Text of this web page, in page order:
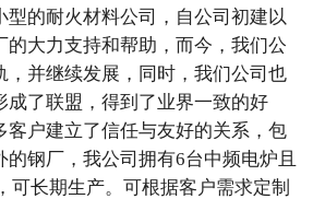
型的耐火材料公司，自公司初建以
的大力支持和帮助，而今，我们公
，并继续发展，同时，我们公司也
成了联盟，得到了业界一致的好
客户建立了信任与友好的关系，包
的钢厂，我公司拥有6台中频电炉且
长期生产。可根据客户需求定制